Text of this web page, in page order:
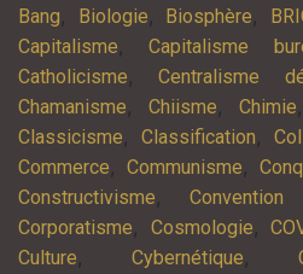
Bang, Biologie, Biosphère,
Capitalisme,Capitalisme
Catholicisme,Centralisme
Chamanisme, Chiisme, Chimie
Classicisme, Classification,
Commerce, Communisme,
Constructivisme,
Corporatisme, Cosmologie,
Culture, Cybernétique,